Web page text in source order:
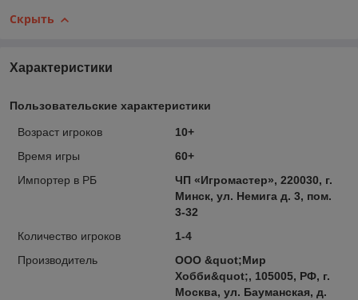
Скрыть
Характеристики
Пользовательские характеристики
Возраст игроков
10+
Время игры
60+
Импортер в РБ
ЧП «Игромастер», 220030, г.
Минск, ул. Немига д. 3, пом.
3-32
Количество игроков
1-4
Производитель
ООО &quot;Мир
Хобби&quot;, 105005, РФ, г.
Москва, ул. Бауманская, д.